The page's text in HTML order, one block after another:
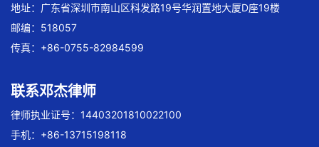
地址：广东省深圳市南山区科发路19号华润置地大厦D座19楼
邮编：518057
传真：+86-0755-82984599
联系邓杰律师
律师执业证号：14403201810022100
手机：+86-13715198118